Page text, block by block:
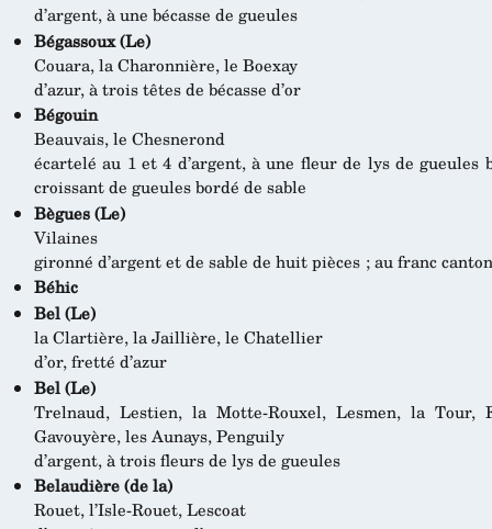
d’argent, à une bécasse de gueules
Bégassoux (Le)
Couara, la Charonnière, le Boexay
d’azur, à trois têtes de bécasse d’or
Bégouin
Beauvais, le Chesnerond
écartelé au 1 et 4 d’argent, à une fleur de lys de gueules
croissant de gueules bordé de sable
Bègues (Le)
Vilaines
gironné d’argent et de sable de huit pièces ; au franc
Béhic
Bel (Le)
la Clartière, la Jaillière, le Chatellier
d’or, fretté d’azur
Bel (Le)
Trelnaud, Lestien, la Motte-Rouxel, Lesmen, la
Gavouyère, les Aunays, Penguily
d’argent, à trois fleurs de lys de gueules
Belaudière (de la)
Rouet, l’Isle-Rouet, Lescoat